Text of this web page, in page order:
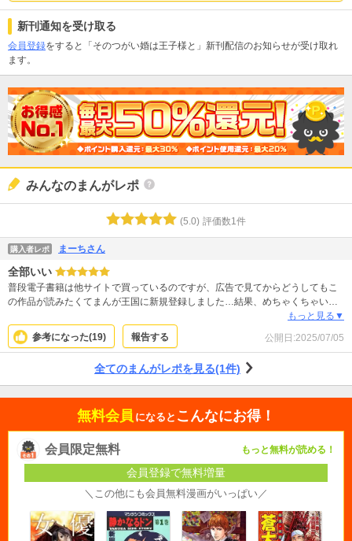
新刊通知を受け取る
会員登録をすると「そのつがい婚は王子様と」新刊配信のお知らせが受け取れ
ます。
みんなのまんがレポ
(5.0) 評価数1 件
購入者レポ まーちさん
全部いい
普段電子書籍は他サイトで買っているのですが、広告で見てからどうしてもこ
の作品が読みたくてまんが王国に新規登録しました…結果、めちゃくちゃい
い！絵も綺麗だしストーリーも面白い！何より主人公がかわいい！なぜ婚約が
何度も破談になってしまったのか分からないくらい魅力的。次回の更新が楽し
みです。
もっと見る▼
参考になった(19) 報告する 公開日:2025/07/05
全てのまんがレポを見る(1件)
無料会員 になると こんなにお得！
会員限定無料 もっと無料が読める！
会員登録で無料増量
＼この他にも会員無料漫画がいっぱい／